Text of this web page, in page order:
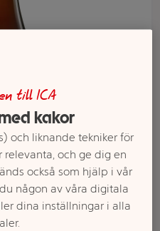
handla
till ICA
kakor
och liknande tekniker för
och ge dig en
också som hjälp i vår
någon av våra digitala
dina inställningar i alla